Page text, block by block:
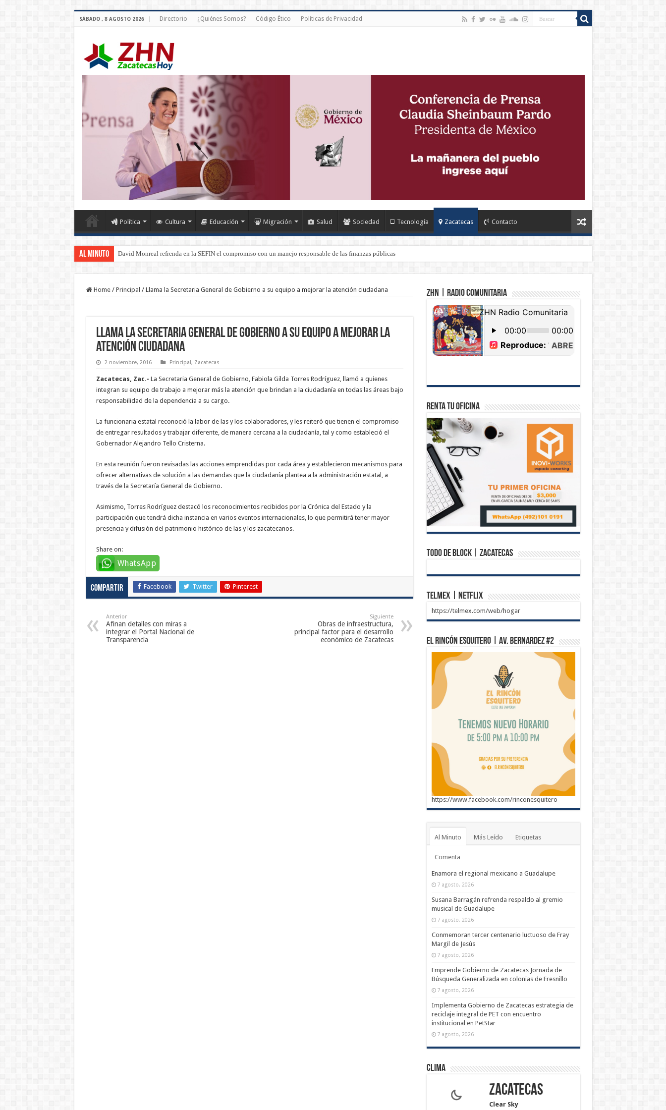
SÁBADO , 8 AGOSTO 2026 Directorio ¿Quiénes Somos? Código Ético Políticas de Privacidad
Política Cultura Educación Migración Salud Sociedad Tecnología Zacatecas Contacto
Al Minuto David Monreal refrenda en la SEFIN el compromiso con un manejo responsable de las finanzas públicas
Home / Principal / Llama la Secretaria General de Gobierno a su equipo a mejorar la atención ciudadana
Llama la Secretaria General de Gobierno a su equipo a mejorar la
atención ciudadana
2 noviembre, 2016 Principal, Zacatecas
Zacatecas, Zac.- La Secretaria General de Gobierno, Fabiola Gilda Torres Rodríguez, llamó a quienes
integran su equipo de trabajo a mejorar más la atención que brindan a la ciudadanía en todas las áreas bajo
responsabilidad de la dependencia a su cargo.
La funcionaria estatal reconoció la labor de las y los colaboradores, y les reiteró que tienen el compromiso
de entregar resultados y trabajar diferente, de manera cercana a la ciudadanía, tal y como estableció el
Gobernador Alejandro Tello Cristerna.
En esta reunión fueron revisadas las acciones emprendidas por cada área y establecieron mecanismos para
ofrecer alternativas de solución a las demandas que la ciudadanía plantea a la administración estatal, a
través de la Secretaría General de Gobierno.
Asimismo, Torres Rodríguez destacó los reconocimientos recibidos por la Crónica del Estado y la
participación que tendrá dicha instancia en varios eventos internacionales, lo que permitirá tener mayor
presencia y difusión del patrimonio histórico de las y los zacatecanos.
Share on:
WhatsApp
Compartir Facebook Twitter Pinterest
Anterior
Afinan detalles con miras a
integrar el Portal Nacional de
Transparencia
Siguiente
Obras de infraestructura,
principal factor para el desarrollo
económico de Zacatecas
ZHN | Radio Comunitaria
Renta tu Oficina
Todo de Block | Zacatecas
Telmex | Netflix
https://telmex.com/web/hogar
El Rincón Esquitero | Av. Bernardez #2
https://www.facebook.com/rinconesquitero
Al Minuto Más Leído Etiquetas
Comenta
Enamora el regional mexicano a Guadalupe
7 agosto, 2026
Susana Barragán refrenda respaldo al gremio
musical de Guadalupe
7 agosto, 2026
Conmemoran tercer centenario luctuoso de Fray
Margil de Jesús
7 agosto, 2026
Emprende Gobierno de Zacatecas Jornada de
Búsqueda Generalizada en colonias de Fresnillo
7 agosto, 2026
Implementa Gobierno de Zacatecas estrategia de
reciclaje integral de PET con encuentro
institucional en PetStar
7 agosto, 2026
Clima
Zacatecas
Clear Sky